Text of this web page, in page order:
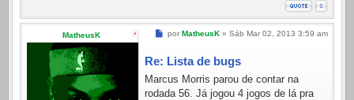
MatheusK Mensagem
por MatheusK » Sáb Mar 02, 2013 3:59 am
Re: Lista de bugs
Marcus Morris parou de contar na
rodada 56. Já jogou 4 jogos de lá pra